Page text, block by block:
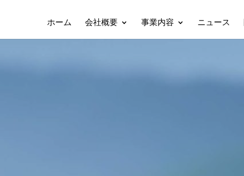
ホーム 会社概要 事業内容 ニュース